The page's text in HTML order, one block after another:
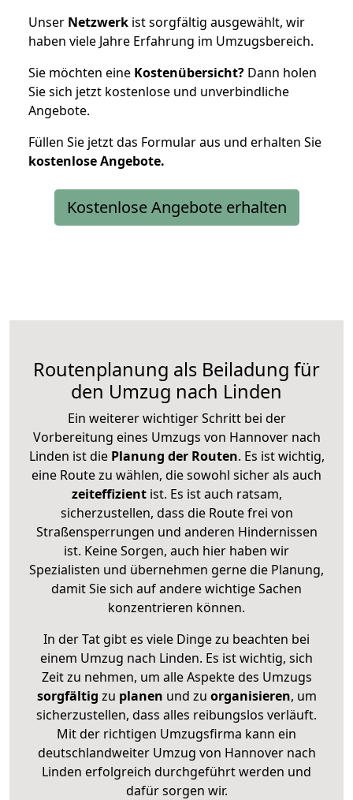
Unser Netzwerk ist sorgfältig ausgewählt, wir
haben viele Jahre Erfahrung im Umzugsbereich.
Sie möchten eine Kostenübersicht? Dann holen
Sie sich jetzt kostenlose und unverbindliche
Angebote.
Füllen Sie jetzt das Formular aus und erhalten Sie
kostenloseAngebote.
Kostenlose Angebote erhalten
Routenplanung als Beiladung für
den Umzug nach Linden
Ein weiterer wichtiger Schritt bei der
Vorbereitung eines Umzugs von Hannover nach
Linden ist diePlanung der Routen. Es ist wichtig,
eine Route zu wählen, die sowohl sicher als auch
zeiteffizientist. Es ist auch ratsam,
sicherzustellen, dass die Route frei von
Straßensperrungen und anderen Hindernissen
ist. Keine Sorgen, auch hier haben wir
Spezialisten und übernehmen gerne die Planung,
damit Sie sich auf andere wichtige Sachen
konzentrieren können.
In der Tat gibt es viele Dinge zu beachten bei
einem Umzug nach Linden. Es ist wichtig, sich
Zeit zu nehmen, um alle Aspekte des Umzugs
sorgfältig zu planen und zu organisieren, um
sicherzustellen, dass alles reibungslos verläuft.
Mit der richtigen Umzugsfirma kann ein
deutschlandweiter Umzug von Hannover nach
Linden erfolgreich durchgeführt werden und
dafür sorgen wir.